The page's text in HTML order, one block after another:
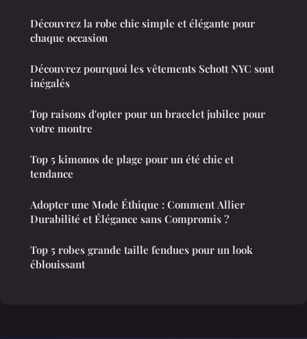
Découvrez la robe chic simple et élégante pour
chaque occasion
Découvrez pourquoi les vêtements Schott NYC sont
inégalés
Top raisons d'opter pour un bracelet jubilee pour
votre montre
Top 5 kimonos de plage pour un été chic et
tendance
Adopter une Mode Éthique : Comment Allier
Durabilité et Élégance sans Compromis ?
Top 5 robes grande taille fendues pour un look
éblouissant